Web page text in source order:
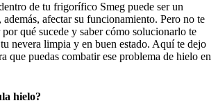
de tu frigorífico Smeg puede ser un
afectar su funcionamiento. Pero no te
por qué sucede y saber cómo solucionarlo te
nevera limpia y en buen estado. Aquí te dejo
que puedas combatir ese problema de hielo en
hielo?